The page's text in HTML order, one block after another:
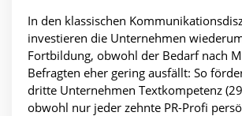
In den klassischen
investieren die Unternehmen
Fortbildung, obwohl der Bedarf nach
Befragten eher gering ausfällt: So
dritte Unternehmen Textkompetenz
obwohl nur jeder zehnte PR-Profi